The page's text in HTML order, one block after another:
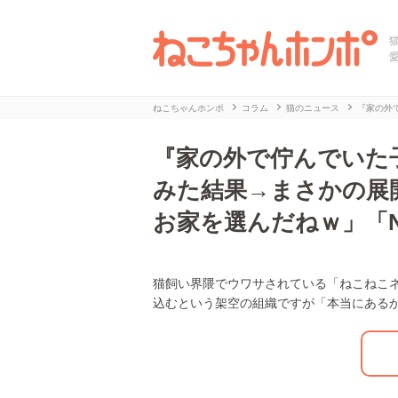
ねこちゃんホンポ コラム 猫のニュース 『家の
『家の外で佇んでい
みた結果→まさかの展
お家を選んだねｗ」「
U
n
/
L
o
猫飼い界隈でウワサされている「ねこねこ
込むという架空の組織ですが「本当にある